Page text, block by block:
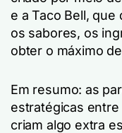
e a Taco Bell,
os sabores, os
obter o máximo
Em resumo: as
estratégicas
criam algo extra